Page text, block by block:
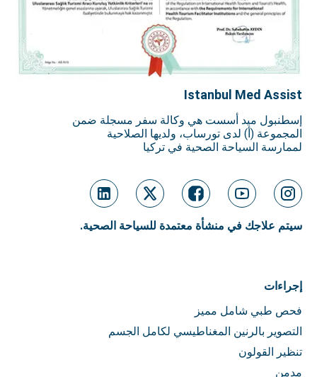
Istanbul Med Assist
إسطنبول ميد أسست هي وكالة سفر مسجلة ضمن
المجموعة (أ) لدى تورساب، ولديها الصلاحية
لممارسة السياحة الصحية في تركيا
سيتم علاجك في منشأة معتمدة للسياحة الصحية.
إجراءات
فحص طبي شامل مميز
التصوير بالرنين المغناطيسي لكامل الجسم
تنظير القولون
مدمن